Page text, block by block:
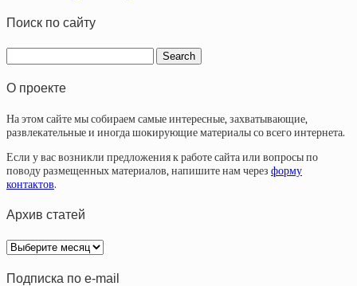
Поиск по сайту
О проекте
На этом сайте мы собираем самые интересные, захватывающие,
развлекательные и иногда шокирующие материалы со всего интернета.
Если у вас возникли предложения к работе сайта или вопросы по
поводу размещенных материалов, напишите нам через форму
контактов.
Архив статей
Архив
статей
Подписка по e-mail